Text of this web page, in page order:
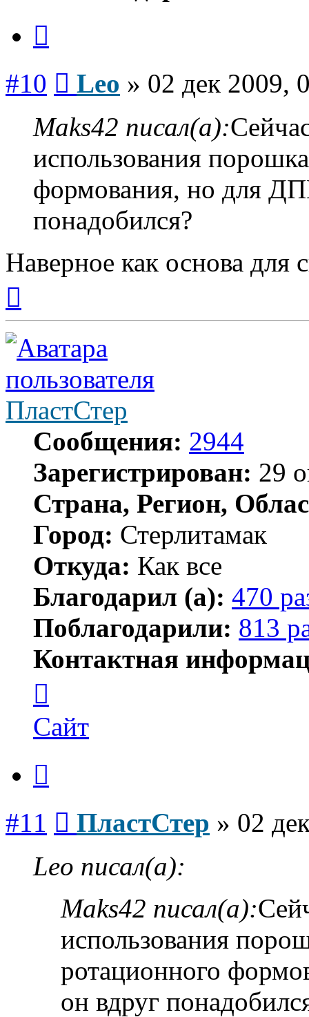
#10 Leo » 02 дек 2009,
Maks42 писал(а):
использования
формования, но для
понадобился?
Наверное как основа для
началу
ПластСтер
Сообщения: 2944
Зарегистрирован: 29
Страна, Регион,
Город: Стерлитамак
Откуда: Как все
Благодарил (а): 470
Поблагодарили: 813
Контактная
пользователя
ПластСтер
Сайт
#11 ПластСтер » 02
Leo писал(а):
Maks42 писал(а):
использования
ротационного
он вдруг